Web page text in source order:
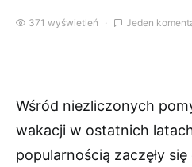
371 wyświetleń Jeden
Wśród niezliczonych
wakacji w ostatnich
popularnością zaczęły